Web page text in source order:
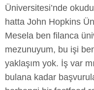
Üniversitesi’nde
hatta John Hopkins
Mesela ben filanca
mezunuyum, bu işi
yaklaşım yok. İş var
bulana kadar